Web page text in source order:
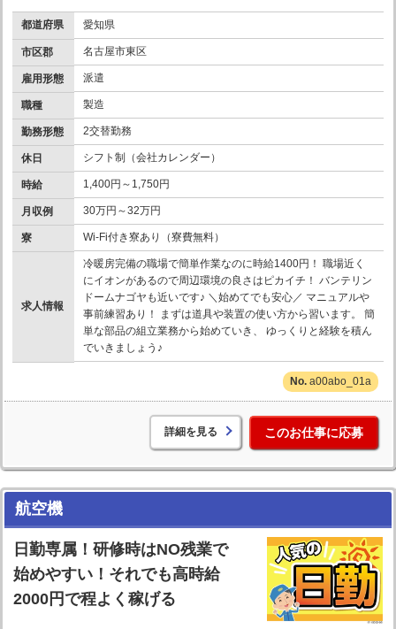
都道府県 愛知県
市区郡 名古屋市東区
雇用形態 派遣
職種 製造
勤務形態 2交替勤務
休日 シフト制（会社カレンダー）
時給 1,400円～1,750円
月収例 30万円～32万円
寮 Wi-Fi付き寮あり（寮費無料）
求人情報
冷暖房完備の職場で簡単作業なのに時給1400円！ 職場近く
にイオンがあるので周辺環境の良さはピカイチ！ バンテリン
ドームナゴヤも近いです♪ ＼始めてでも安心／ マニュアルや
事前練習あり！ まずは道具や装置の使い方から習います。 簡
単な部品の組立業務から始めていき、 ゆっくりと経験を積ん
でいきましょう♪
a00abo_01a
詳細を見る このお仕事に応募
航空機
日勤専属！研修時はNO残業で
始めやすい！それでも高時給
2000円で程よく稼げる